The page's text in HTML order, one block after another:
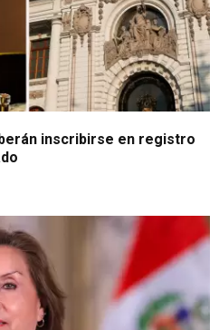
inscribirse en registro